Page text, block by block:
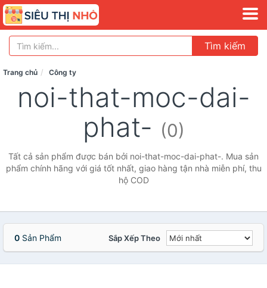
Tìm kiếm
Trang chủ Công ty
noi-that-moc-dai-
phat- (0)
Tất cả sản phẩm được bán bởi noi-that-moc-dai-phat-. Mua sản
phẩm chính hãng với giá tốt nhất, giao hàng tận nhà miễn phí, thu
hộ COD
0 Sản Phẩm Sắp Xếp Theo